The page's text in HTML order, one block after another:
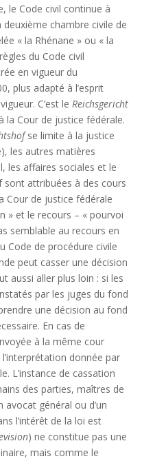
le Code civil continue à
chambre civile de
« la Rhénane » ou « la
du Code civil
en vigueur du
plus adapté à l’esprit
C’est le Reichsgericht
la Cour de justice fédérale.
se limite à la justice
les autres matières
les affaires sociales et le
attribuées à des cours
Cour de justice fédérale
» et le recours – « pourvoi
semblable au recours en
Code de procédure civile
peut casser une décision
aussi aller plus loin : si les
par les juges du fond
une décision au fond
En cas de
à la même cour
l’interprétation donnée par
L’instance de cassation
des parties, maîtres de
avocat général ou d’un
l’intérêt de la loi est
) ne constitue pas une
mais comme le